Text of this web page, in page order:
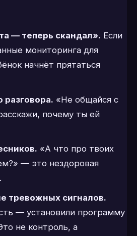
— теперь скандал». Если
мониторинга для
начнёт прятаться
разговора. «Не общайся с
почему ты ей
«А что про твоих
— это нездоровая
тревожных сигналов.
— установили программу
не контроль, а